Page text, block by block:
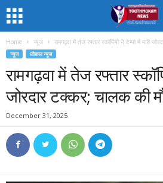
Home न्यूज रामगढ़वा में तेज रफ्तार स्कॉर्पियो ने टेम्पो में मारी
न्यूज लोकल न्यूज
रामगढ़वा में तेज रफ्तार
जोरदार टक्कर; चालक की
December 31, 2025